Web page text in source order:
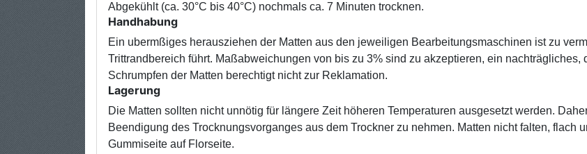
Abgekühlt (ca. 30°C bis 40°C) nochmals ca. 7 Minuten trocknen.
Handhabung
Ein ubermßiges herausziehen der Matten aus den jeweiligen Bearbeitungsmaschinen ist zu
Trittrandbereich führt. Maßabweichungen von bis zu 3% sind zu akzeptieren, ein
Schrumpfen der Matten berechtigt nicht zur Reklamation.
Lagerung
Die Matten sollten nicht unnötig für längere Zeit höheren Temperaturen ausgesetzt werden.
Beendigung des Trocknungsvorganges aus dem Trockner zu nehmen. Matten nicht falten, flach
Gummiseite auf Florseite.